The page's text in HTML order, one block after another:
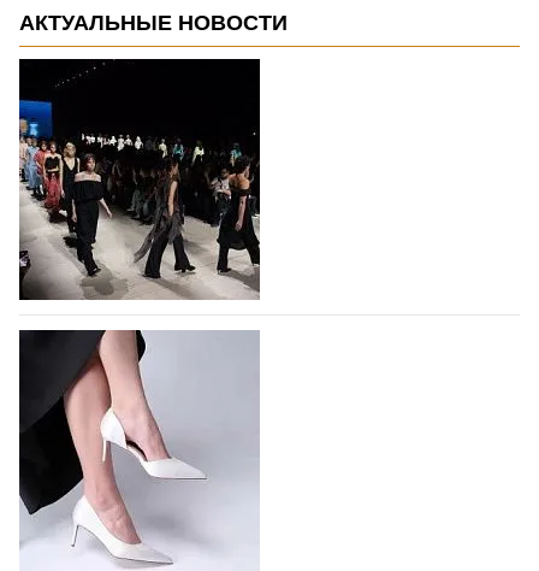
АКТУАЛЬНЫЕ НОВОСТИ
На участие в Московской неделе моды
подано 1047 заявок
На участие в седьмой Московской неделе моды,
которая пройдет в российской столице с 26 сентября
по 1 октября, уже подано 1047 заявок. Примерно
половину из них (494) прислали дизайнеры,
коллекции которых не были представлены в…